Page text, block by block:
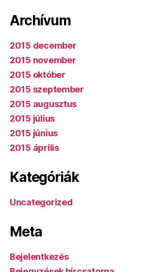
Archívum
2015 december
2015 november
2015 október
2015 szeptember
2015 augusztus
2015 július
2015 június
2015 április
Kategóriák
Uncategorized
Meta
Bejelentkezés